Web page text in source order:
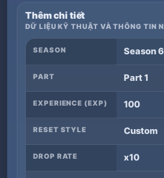
Thêm chi tiết
DỮ LIỆU KỸ THUẬT VÀ THÔNG TIN
SEASON Season 6
PART Part 1
EXPERIENCE (EXP) 100
RESET STYLE Custom
DROP RATE x10